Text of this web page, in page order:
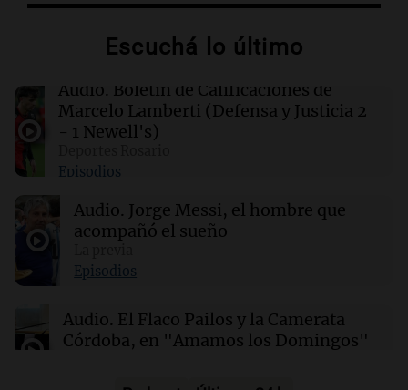
Las nuevas regulaciones chinas sobre IA de
02:32 Mundo
Congreso de EEUU investiga la deportación de
familias de militares en servicio activo
King's Cross: De barrio marginal a centro
neurálgico de la inteligencia artificial
01:31
salud entre vino, cerveza y licores
Escuchá lo último
Audio. Boletín de Calificaciones de
Marcelo Lamberti (Defensa y Justicia 2
- 1 Newell's)
Episodios
Audio. Jorge Messi, el hombre que
acompañó el sueño
Episodios
Audio. El Flaco Pailos y la Camerata
Córdoba, en "Amamos los Domingos"